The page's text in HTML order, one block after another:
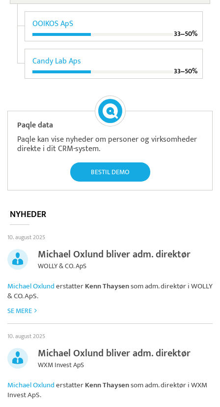
OOIKOS ApS
33‒50%
Candy Lab Aps
33‒50%
Paqle data
Paqle kan vise nyheder om personer og virksomheder
direkte i dit CRM-system.
BESTIL DEMO
NYHEDER
10. august 2025
Michael Oxlund bliver adm. direktør
WOLLY & CO. ApS
Michael OxlunderstatterKenn Thaysensom adm. direktør iWOLLY
& CO. ApS.
SE MERE
10. august 2025
Michael Oxlund bliver adm. direktør
WXM Invest ApS
Michael OxlunderstatterKenn Thaysensom adm. direktør iWXM
Invest ApS.